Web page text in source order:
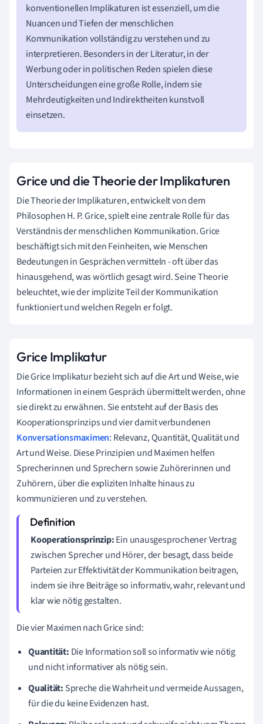
konventionellen Implikaturen ist essenziell, um die
Nuancen und Tiefen der menschlichen
Kommunikation vollständig zu verstehen und zu
interpretieren. Besonders in der Literatur, in der
Werbung oder in politischen Reden spielen diese
Unterscheidungen eine große Rolle, indem sie
Mehrdeutigkeiten und Indirektheiten kunstvoll
einsetzen.
Grice und die Theorie der Implikaturen
Die Theorie der Implikaturen, entwickelt von dem
Philosophen H. P. Grice, spielt eine zentrale Rolle für das
Verständnis der menschlichen Kommunikation. Grice
beschäftigt sich mit den Feinheiten, wie Menschen
Bedeutungen in Gesprächen vermitteln - oft über das
hinausgehend, was wörtlich gesagt wird. Seine Theorie
beleuchtet, wie der implizite Teil der Kommunikation
funktioniert und welchen Regeln er folgt.
Grice Implikatur
Die Grice Implikatur bezieht sich auf die Art und Weise, wie
Informationen in einem Gespräch übermittelt werden, ohne
sie direkt zu erwähnen. Sie entsteht auf der Basis des
Kooperationsprinzips und vier damit verbundenen
Konversationsmaximen: Relevanz, Quantität, Qualität und
Art und Weise. Diese Prinzipien und Maximen helfen
Sprecherinnen und Sprechern sowie Zuhörerinnen und
Zuhörern, über die expliziten Inhalte hinaus zu
kommunizieren und zu verstehen.
Kooperationsprinzip:Ein unausgesprochener Vertrag
zwischen Sprecher und Hörer, der besagt, dass beide
Parteien zur Effektivität der Kommunikation beitragen,
indem sie ihre Beiträge so informativ, wahr, relevant und
klar wie nötig gestalten.
Die vier Maximen nach Grice sind:
Quantität: Die Information soll so informativ wie nötig
und nicht informativer als nötig sein.
Qualität: Spreche die Wahrheit und vermeide Aussagen,
für die du keine Evidenzen hast.